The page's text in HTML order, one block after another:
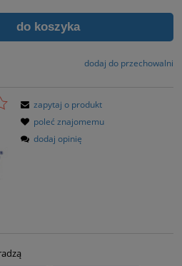
do koszyka
dodaj do przechowalni
zapytaj o produkt
poleć znajomemu
dodaj opinię